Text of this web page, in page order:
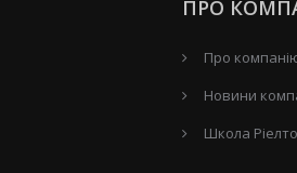
ПРО
Про
Новини
Школа